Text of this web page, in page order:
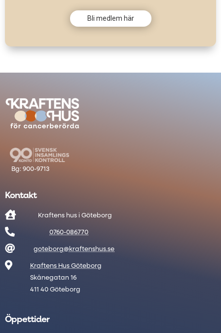
Bli medlem här
Kontakt
 Kraftens hus i Göteborg
 0760-086770
 goteborg@kraftenshus.se

Kraftens Hus Göteborg
Skånegatan 16
411 40 Göteborg
Öppettider